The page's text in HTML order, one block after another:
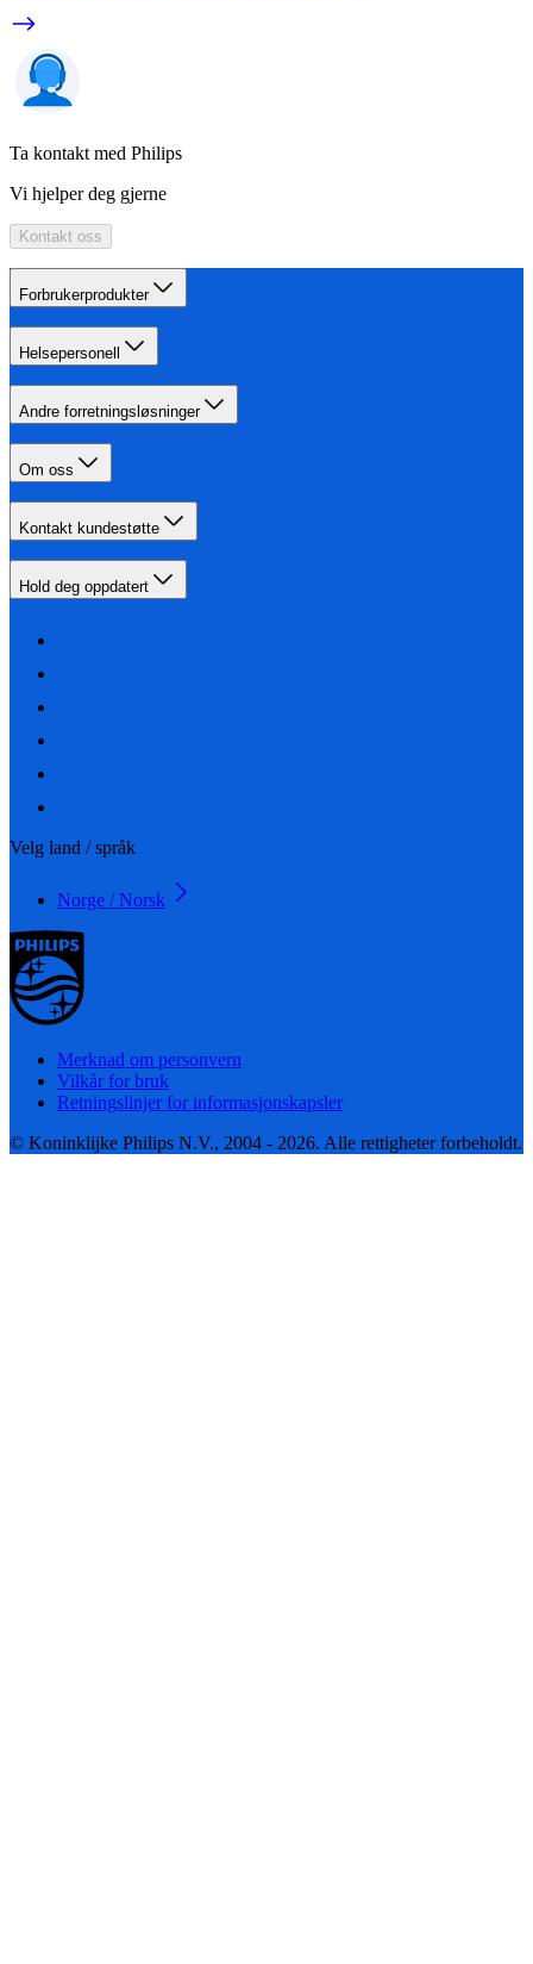
Ta kontakt med Philips
Vi hjelper deg gjerne
Kontakt oss
Forbrukerprodukter
Helsepersonell
Andre forretningsløsninger
Om oss
Kontakt kundestøtte
Hold deg oppdatert
Velg land / språk
Norge / Norsk
Merknad om personvern
Vilkår for bruk
Retningslinjer for informasjonskapsler
© Koninklijke Philips N.V., 2004 - 2026. Alle rettigheter forbeholdt.